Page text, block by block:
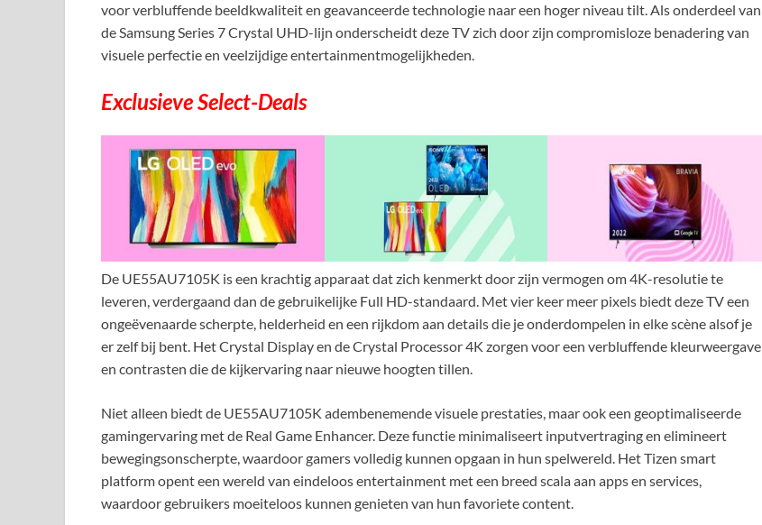
voor verbluffende beeldkwaliteit en geavanceerde technologie naar een hoger niveau tilt. Als onderdeel van
de Samsung Series 7 Crystal UHD-lijn onderscheidt deze TV zich door zijn compromisloze benadering van
visuele perfectie en veelzijdige entertainmentmogelijkheden.
Exclusieve Select-Deals
De UE55AU7105K is een krachtig apparaat dat zich kenmerkt door zijn vermogen om 4K-resolutie te
leveren, verdergaand dan de gebruikelijke Full HD-standaard. Met vier keer meer pixels biedt deze TV een
ongeëvenaarde scherpte, helderheid en een rijkdom aan details die je onderdompelen in elke scène alsof je
er zelf bij bent. Het Crystal Display en de Crystal Processor 4K zorgen voor een verbluffende kleurweergave
en contrasten die de kijkervaring naar nieuwe hoogten tillen.
Niet alleen biedt de UE55AU7105K adembenemende visuele prestaties, maar ook een geoptimaliseerde
gamingervaring met de Real Game Enhancer. Deze functie minimaliseert inputvertraging en elimineert
bewegingsonscherpte, waardoor gamers volledig kunnen opgaan in hun spelwereld. Het Tizen smart
platform opent een wereld van eindeloos entertainment met een breed scala aan apps en services,
waardoor gebruikers moeiteloos kunnen genieten van hun favoriete content.